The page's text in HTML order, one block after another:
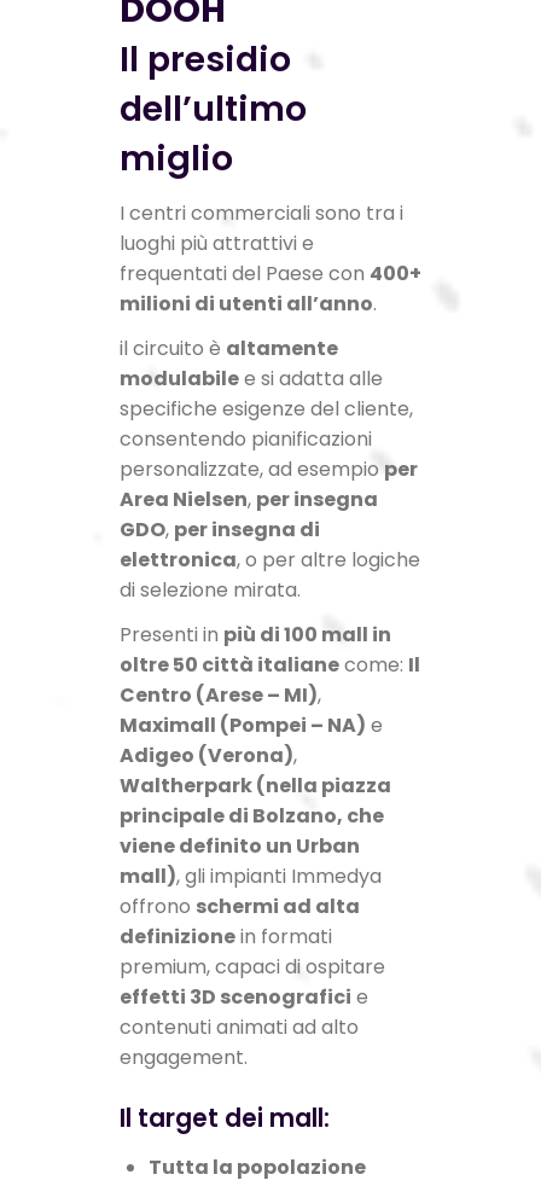
DOOH
Il presidio
dell’ultimo
miglio
I centri commerciali sono tra i
luoghi più attrattivi e
frequentati del Paese con 400+
milioni di utenti all’anno.
il circuito è altamente
modulabilee si adatta alle
specifiche esigenze del cliente,
consentendo pianificazioni
personalizzate, ad esempio per
Area Nielsen, per insegna
GDO, per insegna di
elettronica, o per altre logiche
di selezione mirata.
Presenti in più di 100 mall in
oltre 50 città italianecome: Il
Centro (Arese – MI),
Maximall (Pompei – NA) e
Adigeo (Verona),
Waltherpark (nella piazza
principale di Bolzano, che
viene definito un Urban
mall), gli impianti Immedya
offrono schermi ad alta
definizionein formati
premium, capaci di ospitare
effetti 3D scenografici e
contenuti animati ad alto
engagement.
Il target dei mall:
Tutta la popolazione